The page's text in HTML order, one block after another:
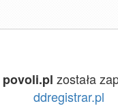
povoli.pl została
ddregistrar.pl